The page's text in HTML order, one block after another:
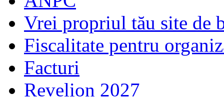
Vrei propriul tău site de
Fiscalitate pentru
Facturi
Revelion 2027